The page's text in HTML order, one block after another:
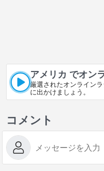
アメリカ でオン
厳選されたオンライン
に出かけましょう。
コメント